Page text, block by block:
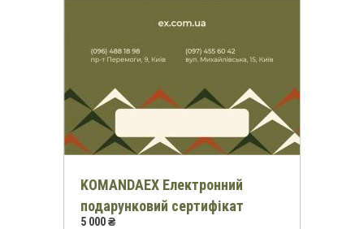
KOMANDAEX Електронний
подарунковий сертифікат
5 000 ₴